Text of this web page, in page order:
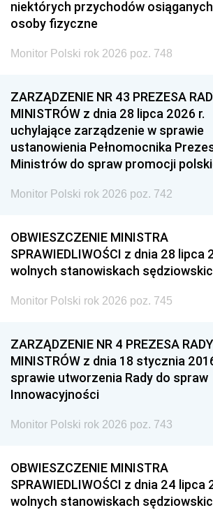
niektórych przychodów
osoby fizyczne
Monitor Polski rok 2026 poz. 748
ZARZĄDZENIE NR 43 PREZESA
MINISTRÓW z dnia 28 lipca 2026 r.
uchylające zarządzenie w sprawie
ustanowienia Pełnomocnika
Ministrów do spraw promocji
Monitor Polski rok 2026 poz. 742
OBWIESZCZENIE MINISTRA
SPRAWIEDLIWOŚCI z dnia 28 lipca
wolnych stanowiskach
Monitor Polski rok 2026 poz. 745
ZARZĄDZENIE NR 4 PREZESA RADY
MINISTRÓW z dnia 18 stycznia
sprawie utworzenia Rady do spraw
Innowacyjności
Monitor Polski rok 2026 poz. 743
OBWIESZCZENIE MINISTRA
SPRAWIEDLIWOŚCI z dnia 24 lipca
wolnych stanowiskach